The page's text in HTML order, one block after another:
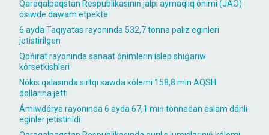
Qaraqalpaqstan Respublikasınıń jalpı aymaqlıq ónimi (JAÓ)
ósiwde dawam etpekte
6 ayda Taqıyatas rayonında 532,7 tonna palız eginleri
jetistirilgen
Qońırat rayonında sanaat ónimlerin islep shıǵarıw
kórsetkishleri
Nókis qalasında sırtqı sawda kólemi 158,8 mln AQSH
dollarına jetti
Ámiwdárya rayonında 6 ayda 67,1 mıń tonnadan aslam dánli
eginler jetistirildi